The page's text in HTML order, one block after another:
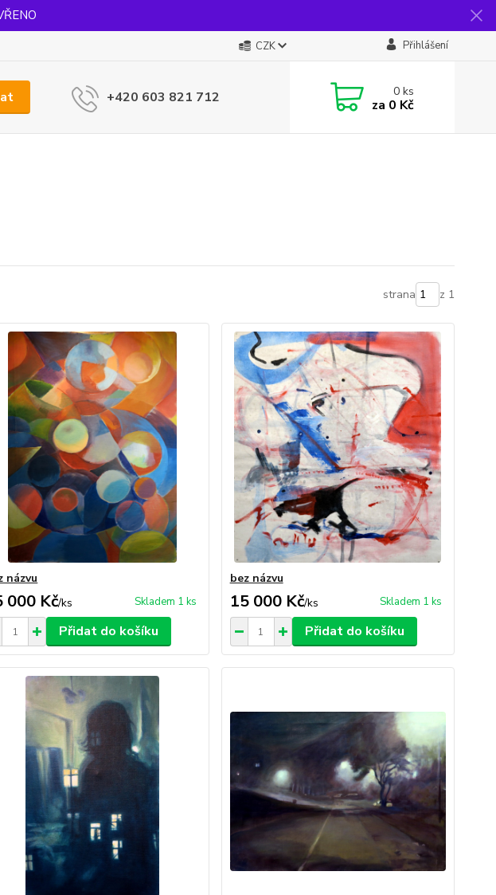
CZK Přihlášení
+420 603 821 712 0ks
za 0 Kč
strana z 1
názvu
000 Kč/ks Skladem 1 ks
Přidat do košíku
bez názvu
15 000 Kč/ks Skladem 1 ks
Přidat do košíku